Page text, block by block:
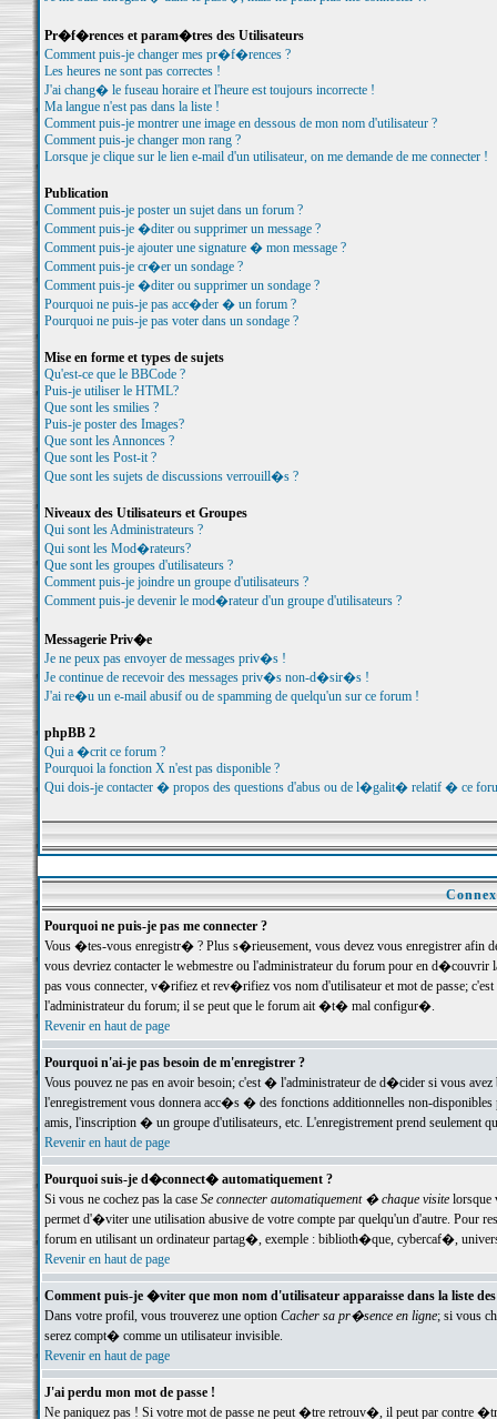
Pr�f�rences et param�tres des Utilisateurs
Comment puis-je changer mes pr�f�rences ?
Les heures ne sont pas correctes !
J'ai chang� le fuseau horaire et l'heure est toujours incorrecte !
Ma langue n'est pas dans la liste !
Comment puis-je montrer une image en dessous de mon nom d'utilisateur ?
Comment puis-je changer mon rang ?
Lorsque je clique sur le lien e-mail d'un utilisateur, on me demande de me connecter !
Publication
Comment puis-je poster un sujet dans un forum ?
Comment puis-je �diter ou supprimer un message ?
Comment puis-je ajouter une signature � mon message ?
Comment puis-je cr�er un sondage ?
Comment puis-je �diter ou supprimer un sondage ?
Pourquoi ne puis-je pas acc�der � un forum ?
Pourquoi ne puis-je pas voter dans un sondage ?
Mise en forme et types de sujets
Qu'est-ce que le BBCode ?
Puis-je utiliser le HTML?
Que sont les smilies ?
Puis-je poster des Images?
Que sont les Annonces ?
Que sont les Post-it ?
Que sont les sujets de discussions verrouill�s ?
Niveaux des Utilisateurs et Groupes
Qui sont les Administrateurs ?
Qui sont les Mod�rateurs?
Que sont les groupes d'utilisateurs ?
Comment puis-je joindre un groupe d'utilisateurs ?
Comment puis-je devenir le mod�rateur d'un groupe d'utilisateurs ?
Messagerie Priv�e
Je ne peux pas envoyer de messages priv�s !
Je continue de recevoir des messages priv�s non-d�sir�s !
J'ai re�u un e-mail abusif ou de spamming de quelqu'un sur ce forum !
phpBB 2
Qui a �crit ce forum ?
Pourquoi la fonction X n'est pas disponible ?
Qui dois-je contacter � propos des questions d'abus ou de l�galit� relatif � ce
Pourquoi ne puis-je pas me connecter ?
Vous �tes-vous enregistr� ? Plus s�rieusement, vous devez vous enregistrer
vous devriez contacter le webmestre ou l'administrateur du forum pour en
pas vous connecter, v�rifiez et rev�rifiez vos nom d'utilisateur et mot de passe;
l'administrateur du forum; il se peut que le forum ait �t� mal configur�.
Revenir en haut de page
Pourquoi n'ai-je pas besoin de m'enregistrer ?
Vous pouvez ne pas en avoir besoin; c'est � l'administrateur de d�cider si vous
l'enregistrement vous donnera acc�s � des fonctions additionnelles non-
amis, l'inscription � un groupe d'utilisateurs, etc. L'enregistrement prend seulement
Revenir en haut de page
Pourquoi suis-je d�connect� automatiquement ?
Si vous ne cochez pas la case Se connecter automatiquement � chaque visitelorsque
permet d'�viter une utilisation abusive de votre compte par quelqu'un d'autre. Pour
forum en utilisant un ordinateur partag�, exemple : biblioth�que, cybercaf�,
Revenir en haut de page
Comment puis-je �viter que mon nom d'utilisateur apparaisse dans la liste
Dans votre profil, vous trouverez une option Cacher sa pr�sence en ligne; si vous
serez compt� comme un utilisateur invisible.
Revenir en haut de page
J'ai perdu mon mot de passe !
Ne paniquez pas ! Si votre mot de passe ne peut �tre retrouv�, il peut par contre